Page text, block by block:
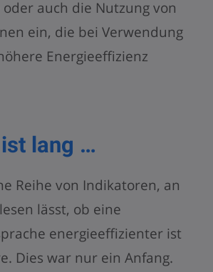
auch die Nutzung von
ein, die bei Verwendung
Energieeffizienz
lang …
Reihe von Indikatoren, an
lässt, ob eine
energieeffizienter ist
Dies war nur ein Anfang.